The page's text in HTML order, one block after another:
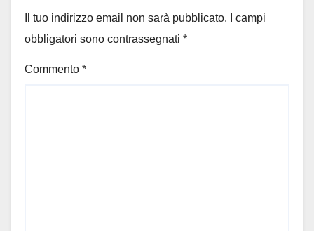
Il tuo indirizzo email non sarà pubblicato.
I campi
obbligatori sono contrassegnati *
Commento *